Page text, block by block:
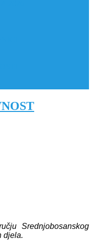
Srednjobosanskog
djela.